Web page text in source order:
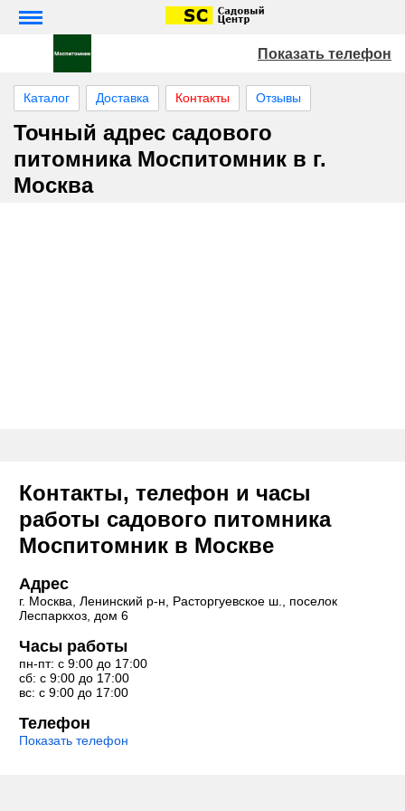
Показать телефон
Каталог Доставка Контакты Отзывы
Точный адрес садового
питомника Моспитомник в г.
Москва
Контакты, телефон и часы
работы садового питомника
Моспитомник в Москве
Адрес
г. Москва, Ленинский р-н, Расторгуевское ш., поселок
Леспаркхоз, дом 6
Часы работы
пн-пт: с 9:00 до 17:00
сб: с 9:00 до 17:00
вс: с 9:00 до 17:00
Телефон
Показать телефон